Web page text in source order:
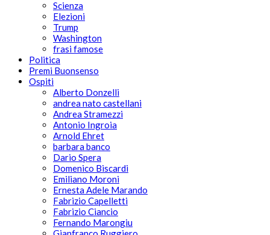
Scienza
Elezioni
Trump
Washington
frasi famose
Politica
Premi Buonsenso
Ospiti
Alberto Donzelli
andrea nato castellani
Andrea Stramezzi
Antonio Ingroia
Arnold Ehret
barbara banco
Dario Spera
Domenico Biscardi
Emiliano Moroni
Ernesta Adele Marando
Fabrizio Capelletti
Fabrizio Ciancio
Fernando Marongiu